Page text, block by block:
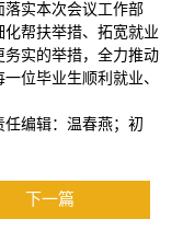
实本次会议工作部
帮扶举措、拓宽就业
实的举措，全力推动
位毕业生顺利就业、
任编辑：温春燕；初
下一篇